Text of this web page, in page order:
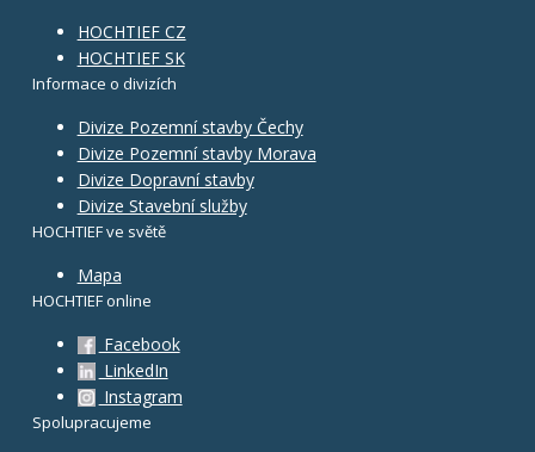
HOCHTIEF CZ
HOCHTIEF SK
Informace o divizích
Divize Pozemní stavby Čechy
Divize Pozemní stavby Morava
Divize Dopravní stavby
Divize Stavební služby
HOCHTIEF ve světě
Mapa
HOCHTIEF online
Facebook
LinkedIn
Instagram
Spolupracujeme